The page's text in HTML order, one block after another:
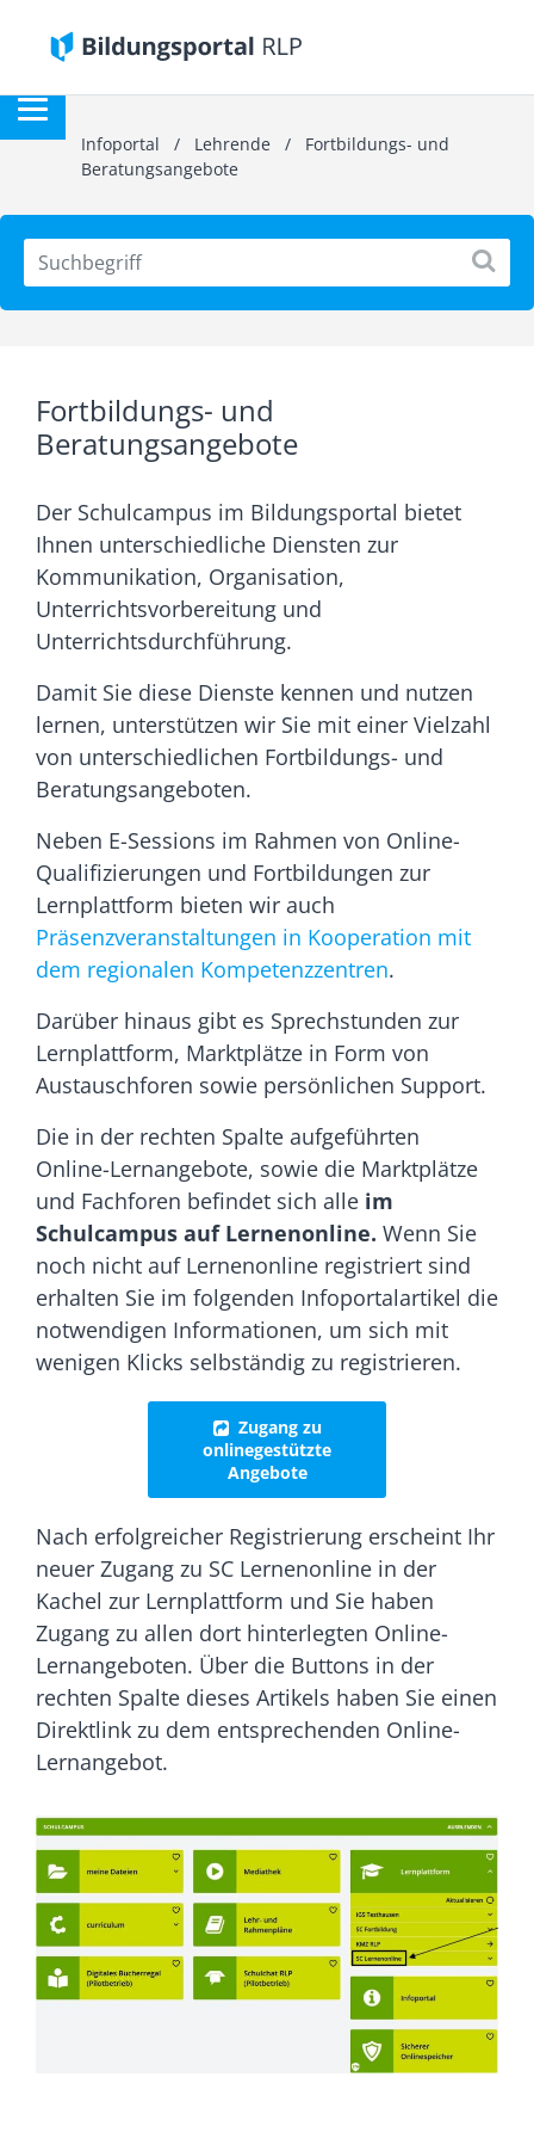
Infoportal / Lehrende / Fortbildungs- und
Beratungsangebote
Fortbildungs- und
Beratungsangebote
Der Schulcampus im Bildungsportal bietet
Ihnen unterschiedliche Diensten zur
Kommunikation, Organisation,
Unterrichtsvorbereitung und
Unterrichtsdurchführung.
Damit Sie diese Dienste kennen und nutzen
lernen, unterstützen wir Sie mit einer Vielzahl
von unterschiedlichen Fortbildungs- und
Beratungsangeboten.
Neben E-Sessions im Rahmen von Online-
Qualifizierungen und Fortbildungen zur
Lernplattform bieten wir auch
Präsenzveranstaltungen in Kooperation mit
dem regionalen Kompetenzzentren.
Darüber hinaus gibt es Sprechstunden zur
Lernplattform, Marktplätze in Form von
Austauschforen sowie persönlichen Support.
Die in der rechten Spalte aufgeführten
Online-Lernangebote, sowie die Marktplätze
und Fachforen befindet sich alle im
Schulcampus auf Lernenonline. Wenn Sie
noch nicht auf Lernenonline registriert sind
erhalten Sie im folgenden Infoportalartikel die
notwendigen Informationen, um sich mit
wenigen Klicks selbständig zu registrieren.
Zugang zu
onlinegestützte
Angebote
Nach erfolgreicher Registrierung erscheint Ihr
neuer Zugang zu SC Lernenonline in der
Kachel zur Lernplattform und Sie haben
Zugang zu allen dort hinterlegten Online-
Lernangeboten. Über die Buttons in der
rechten Spalte dieses Artikels haben Sie einen
Direktlink zu dem entsprechenden Online-
Lernangebot.